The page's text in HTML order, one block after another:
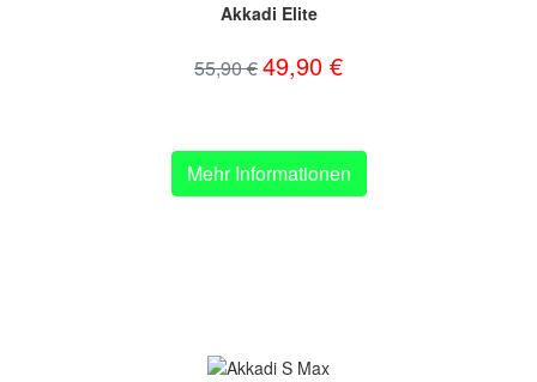
Akkadi Elite
55,90 €49,90 €
Mehr Informationen